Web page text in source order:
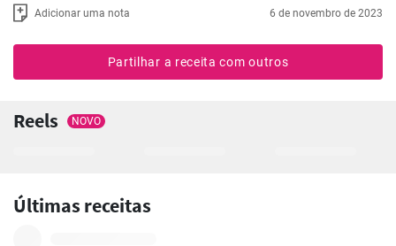
Adicionar uma nota 6 de novembro de 2023
Partilhar a receita com outros
Reels NOVO
Últimas receitas